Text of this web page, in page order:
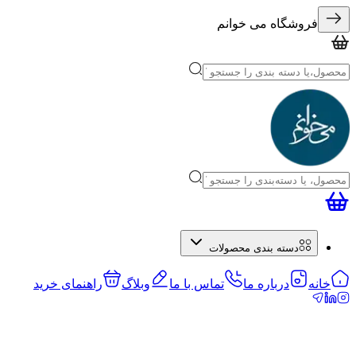
فروشگاه می خوانم
دسته بندی محصولات
خانه درباره ما تماس با ما وبلاگ راهنمای خرید